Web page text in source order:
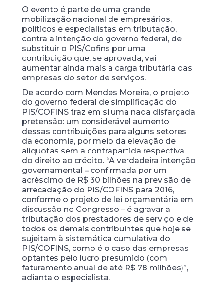
O evento é parte de uma grande
mobilização nacional de empresários,
políticos e especialistas em tributação,
contra a intenção do governo federal, de
substituir o PIS/Cofins por uma
contribuição que, se aprovada, vai
aumentar ainda mais a carga tributária das
empresas do setor de serviços.
De acordo com Mendes Moreira, o projeto
do governo federal de simplificação do
PIS/COFINS traz em si uma nada disfarçada
pretensão: um considerável aumento
dessas contribuições para alguns setores
da economia, por meio da elevação de
alíquotas sem a contrapartida respectiva
do direito ao crédito. “A verdadeira intenção
governamental – confirmada por um
acréscimo de R$ 30 bilhões na previsão de
arrecadação do PIS/COFINS para 2016,
conforme o projeto de lei orçamentária em
discussão no Congresso – é agravar a
tributação dos prestadores de serviço e de
todos os demais contribuintes que hoje se
sujeitam à sistemática cumulativa do
PIS/COFINS, como é o caso das empresas
optantes pelo lucro presumido (com
faturamento anual de até R$ 78 milhões)”,
adianta o especialista.